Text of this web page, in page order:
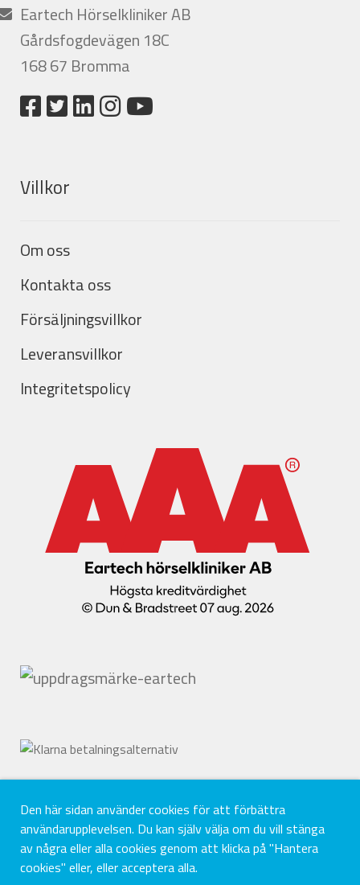
Eartech Hörselkliniker AB
Gårdsfogdevägen 18C
168 67 Bromma
Villkor
Om oss
Kontakta oss
Försäljningsvillkor
Leveransvillkor
Integritetspolicy
Den här sidan använder cookies för att förbättra
användarupplevelsen. Du kan själv välja om du vill stänga
av några eller alla cookies genom att klicka på "Hantera
cookies" eller, eller acceptera alla.